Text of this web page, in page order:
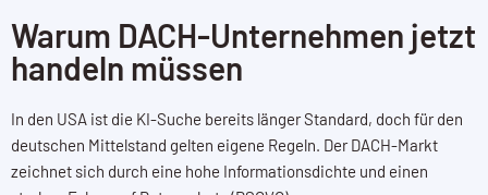
Warum DACH-Unternehmen jetzt
handeln müssen
In den USA ist die KI-Suche bereits länger Standard, doch für den
deutschen Mittelstand gelten eigene Regeln. Der DACH-Markt
zeichnet sich durch eine hohe Informationsdichte und einen